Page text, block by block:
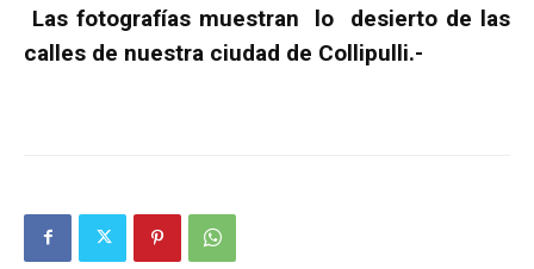
Las fotografías muestran lo desierto de las
calles de nuestra ciudad de Collipulli.-